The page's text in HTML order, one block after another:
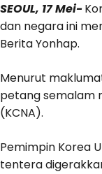
SEOUL, 17 Mei-
dan negara ini
Berita Yonhap.
Menurut
petang semalam
(KCNA).
Pemimpin Korea
tentera